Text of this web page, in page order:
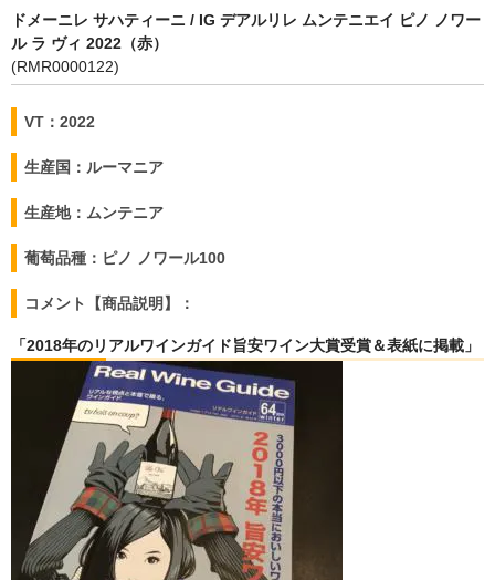
ドメーニレ サハティーニ / IG デアルリレ ムンテニエイ ピノ ノワー
ル ラ ヴィ 2022（赤）
(RMR0000122)
VT：2022
生産国：ルーマニア
生産地：ムンテニア
葡萄品種：ピノ ノワール100
コメント【商品説明】：
「2018年のリアルワインガイド旨安ワイン大賞受賞＆表紙に掲載」